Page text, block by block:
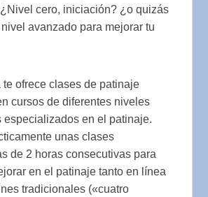
cero, iniciación? ¿o quizás
avanzado para mejorar tu
ofrece clases de patinaje
cursos de diferentes niveles
especializados en el patinaje.
unas clases
de 2 horas consecutivas para
en el patinaje tanto en línea
tradicionales («cuatro